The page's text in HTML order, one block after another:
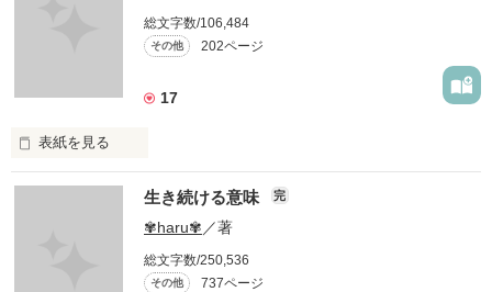
総文字数/106,484
その他 202ページ
17
表紙を見る
愛したいのに…
生き続ける意味 完
✾haru✾ ／著
総文字数/250,536
その他 737ページ